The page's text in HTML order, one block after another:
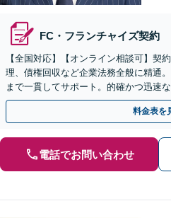
FC・フランチャイズ契約
【全国対応】【オンライン相談可】契
理、債権回収など企業法務全般に精通
まで一貫してサポート。的確かつ迅速
す。【初回相談無料】【休日・夜間相
料金表を
電話でお問い合わせ